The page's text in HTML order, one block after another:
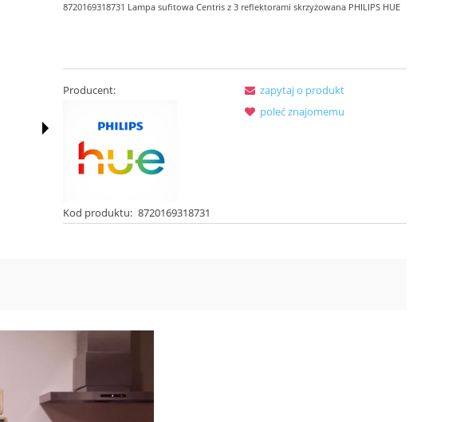
8720169318731 Lampa sufitowa Centris z 3 reflektorami skrzyżowana PHILIPS HUE
Producent:
Kod produktu: 8720169318731
zapytaj o produkt
poleć znajomemu